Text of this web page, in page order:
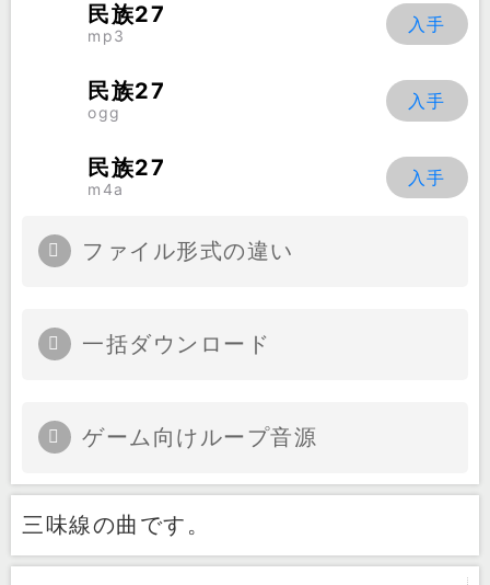
民族27
mp3
民族27
ogg
民族27
m4a
ファイル形式の違い
一括ダウンロード
ゲーム向けループ音源
三味線の曲です。